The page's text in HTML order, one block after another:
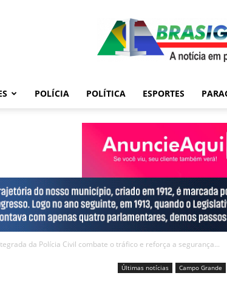
POLÍCIA POLÍTICA ESPORTES
da Polícia Civil combate o tráfico e reforça a segurança...
Últimas notícias Campo Grande